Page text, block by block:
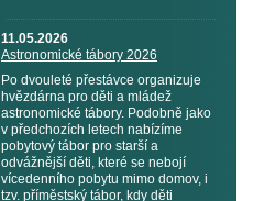
11.05.2026
Astronomické tábory 2026
Po dvouleté přestávce organizuje
hvězdárna pro děti a mládež
astronomické tábory. Podobně jako
v předchozích letech nabízíme
pobytový tábor pro starší a
odvážnější děti, které se nebojí
vícedenního pobytu mimo domov, i
tzv. příměstský tábor, kdy děti